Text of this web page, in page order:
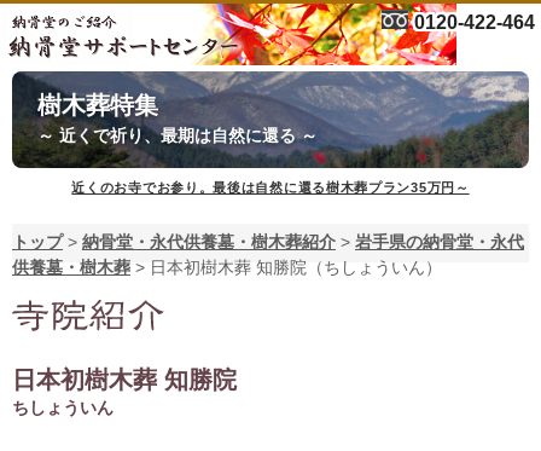
0120-422-464
樹木葬特集
～ 近くで祈り、最期は自然に還る ～
近くのお寺でお参り。最後は自然に還る樹木葬プラン35万円～
トップ> 納骨堂・永代供養墓・樹木葬紹介 > 岩手県の納骨堂・永代
供養墓・樹木葬 > 日本初樹木葬 知勝院（ちしょういん）
日本初樹木葬 知勝院
ちしょういん